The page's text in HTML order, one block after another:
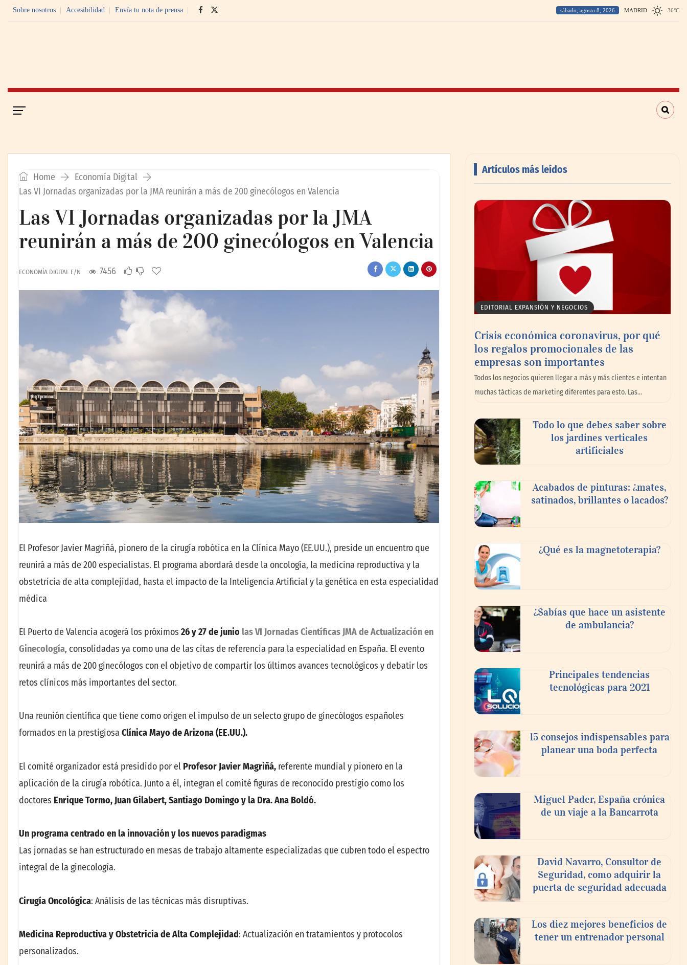
Sobre nosotros Accesibilidad Envía tu nota de prensa sábado, agosto 8, 2026 MADRID 36°C
Home
Economía Digital
Las VI Jornadas organizadas por la JMA reunirán a más de 200 ginecólogos en Valencia
Las VI Jornadas organizadas por la JMA
reunirán a más de 200 ginecólogos en Valencia
ECONOMÍA DIGITAL E/N 7456
El Profesor Javier Magriñá, pionero de la cirugía robótica en la Clínica Mayo (EE.UU.), preside un encuentro que
reunirá a más de 200 especialistas. El programa abordará desde la oncología, la medicina reproductiva y la
obstetricia de alta complejidad, hasta el impacto de la Inteligencia Artificial y la genética en esta especialidad
médica
El Puerto de Valencia acogerá los próximos 26 y 27 de junio las VI Jornadas Científicas JMA de Actualización en
Ginecología, consolidadas ya como una de las citas de referencia para la especialidad en España. El evento
reunirá a más de 200 ginecólogos con el objetivo de compartir los últimos avances tecnológicos y debatir los
retos clínicos más importantes del sector.
Una reunión científica que tiene como origen el impulso de un selecto grupo de ginecólogos españoles
formados en la prestigiosa Clínica Mayo de Arizona (EE.UU.).
El comité organizador está presidido por el Profesor Javier Magriñá, referente mundial y pionero en la
aplicación de la cirugía robótica. Junto a él, integran el comité figuras de reconocido prestigio como los
doctores Enrique Tormo, Juan Gilabert, Santiago Domingo y la Dra. Ana Boldó.
Un programa centrado en la innovación y los nuevos paradigmas
Las jornadas se han estructurado en mesas de trabajo altamente especializadas que cubren todo el espectro
integral de la ginecología.
Cirugía Oncológica: Análisis de las técnicas más disruptivas.
Medicina Reproductiva y Obstetricia de Alta Complejidad: Actualización en tratamientos y protocolos
personalizados.
Artículos más leídos
EDITORIAL EXPANSIÓN Y NEGOCIOS
Crisis económica coronavirus, por qué
los regalos promocionales de las
empresas son importantes
Todos los negocios quieren llegar a más y más clientes e intentan
muchas tácticas de marketing diferentes para esto. Las…
Todo lo que debes saber sobre
los jardines verticales
artificiales
Acabados de pinturas: ¿mates,
satinados, brillantes o lacados?
¿Qué es la magnetoterapia?
¿Sabías que hace un asistente
de ambulancia?
Principales tendencias
tecnológicas para 2021
15 consejos indispensables para
planear una boda perfecta
Miguel Pader, España crónica
de un viaje a la Bancarrota
David Navarro, Consultor de
Seguridad, como adquirir la
puerta de seguridad adecuada
Los diez mejores beneficios de
tener un entrenador personal